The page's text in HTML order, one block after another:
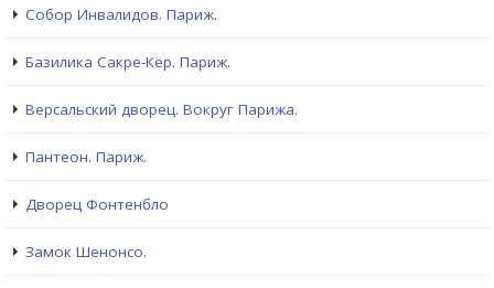
Собор Инвалидов. Париж.
Базилика Сакре-Кёр. Париж.
Версальский дворец. Вокруг Парижа.
Пантеон. Париж.
Дворец Фонтенбло
Замок Шенонсо.